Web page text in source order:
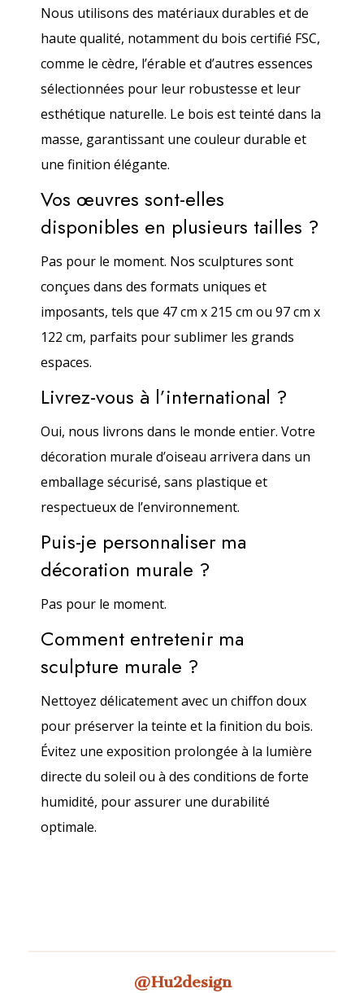
Nous utilisons des matériaux durables et de
haute qualité, notamment du bois certifié FSC,
comme le cèdre, l’érable et d’autres essences
sélectionnées pour leur robustesse et leur
esthétique naturelle. Le bois est teinté dans la
masse, garantissant une couleur durable et
une finition élégante.
Vos œuvres sont-elles
disponibles en plusieurs tailles ?
Pas pour le moment. Nos sculptures sont
conçues dans des formats uniques et
imposants, tels que 47 cm x 215 cm ou 97 cm x
122 cm, parfaits pour sublimer les grands
espaces.
Livrez-vous à l’international ?
Oui, nous livrons dans le monde entier. Votre
décoration murale d’oiseau arrivera dans un
emballage sécurisé, sans plastique et
respectueux de l’environnement.
Puis-je personnaliser ma
décoration murale ?
Pas pour le moment.
Comment entretenir ma
sculpture murale ?
Nettoyez délicatement avec un chiffon doux
pour préserver la teinte et la finition du bois.
Évitez une exposition prolongée à la lumière
directe du soleil ou à des conditions de forte
humidité, pour assurer une durabilité
optimale.
@Hu2design